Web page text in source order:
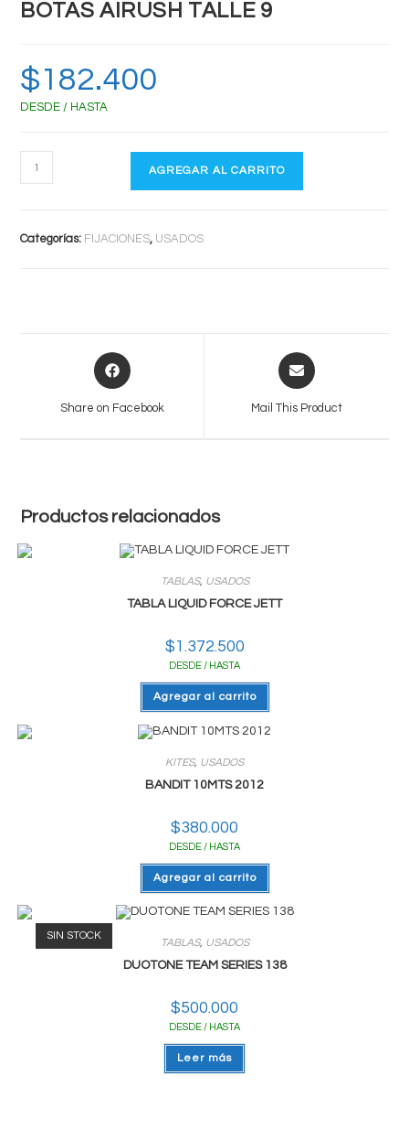
BOTAS AIRUSH TALLE 9
$182.400
DESDE / HASTA
BOTAS
AIRUSH
AGREGAR AL CARRITO
Categorías: FIJACIONES, USADOS
Opens
in
Share on Facebook
Opens
in
Mail This Product
Productos relacionados
TABLAS, USADOS
TABLA LIQUID FORCE JETT
$1.372.500
DESDE / HASTA
Agregar al carrito
KITES, USADOS
BANDIT 10MTS 2012
$380.000
DESDE / HASTA
Agregar al carrito
SIN STOCK
TABLAS, USADOS
DUOTONE TEAM SERIES 138
$500.000
DESDE / HASTA
Leer más